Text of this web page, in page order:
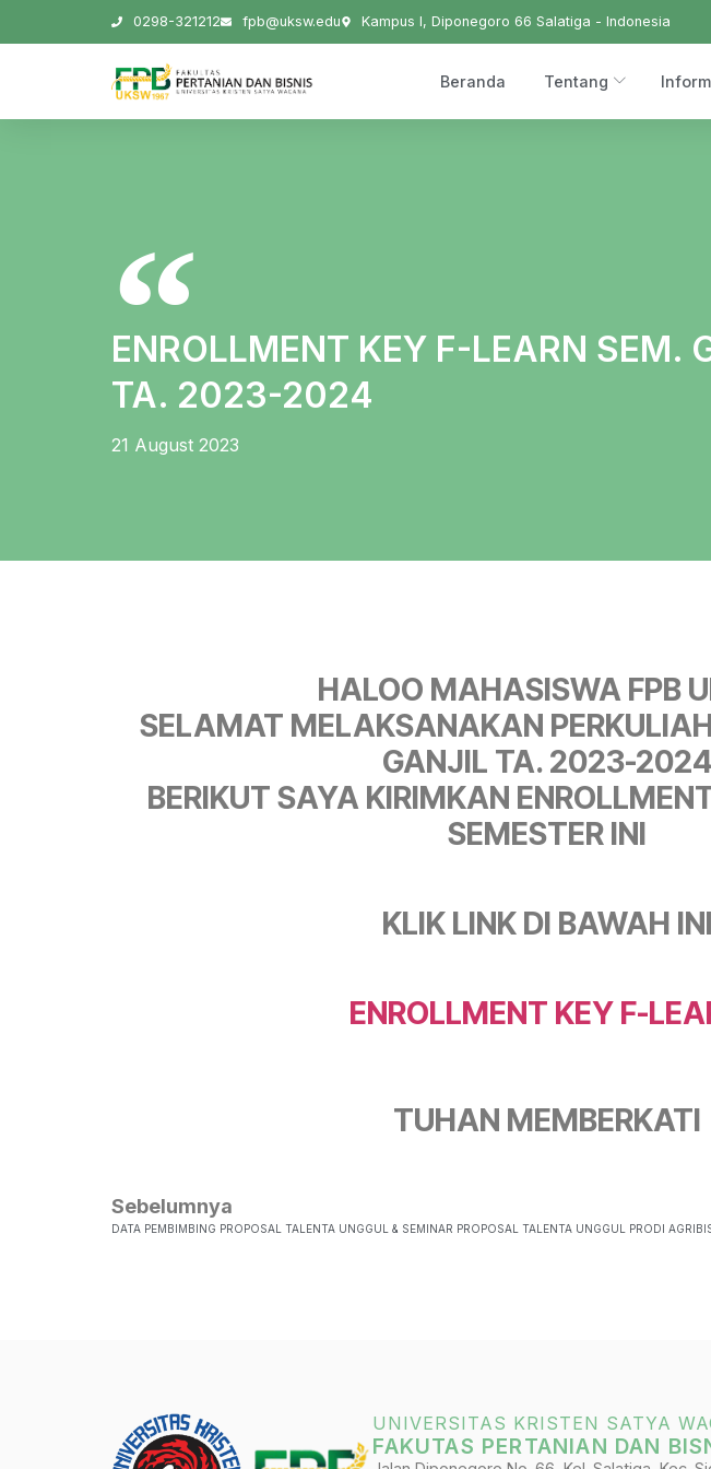
0298-321212 fpb@uksw.edu Kampus I, Diponegoro 66 Salatiga - Indonesia
Beranda Tentang
ENROLLMENT KEY F-LEARN SEM.
TA. 2023-2024
21 August 2023
HALOO MAHASISWA FPB
SELAMAT MELAKSANAKAN
GANJIL TA. 2023-2024
BERIKUT SAYA KIRIMKAN
SEMESTER INI
KLIK LINK DI BAWAH INI
ENROLLMENT KEY F-
TUHAN MEMBERKATI
Sebelumnya
UNIVERSITAS KRISTEN SATYA
FAKUTAS PERTANIAN DAN